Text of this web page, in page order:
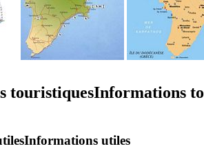
Informations
Informations utiles